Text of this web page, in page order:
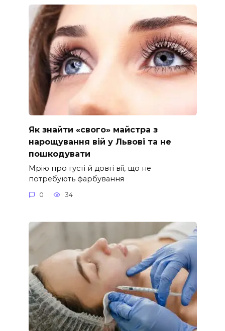
Як знайти «свого» майстра з
нарощування вій у Львові та не
пошкодувати
Мрію про густі й довгі вії, що не
потребують фарбування
0 34